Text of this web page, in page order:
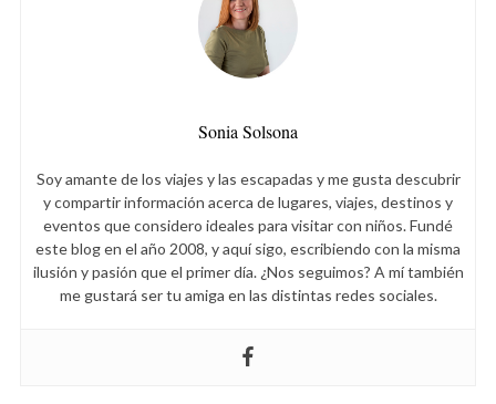
Sonia Solsona
Soy amante de los viajes y las escapadas y me gusta descubrir
y compartir información acerca de lugares, viajes, destinos y
eventos que considero ideales para visitar con niños. Fundé
este blog en el año 2008, y aquí sigo, escribiendo con la misma
ilusión y pasión que el primer día. ¿Nos seguimos? A mí también
me gustará ser tu amiga en las distintas redes sociales.